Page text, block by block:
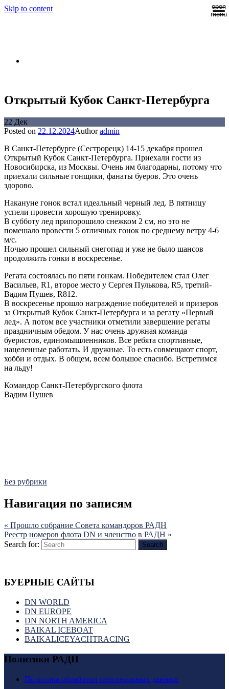
Skip to content
open
menu
Открытый Кубок Санкт-Петербурга
22 Дек
Posted on 22.12.2024Authoradmin
В Санкт-Петербурге (Сестрорецк) 14-15 декабря прошел
Открытый Кубок Санкт-Петербурга. Приехали гости из
Новосибирска, из Москвы. Очень им благодарны, потому что
приехали сильные гонщики, фанаты буеров. Это очень
здорово.
Накануне гонок встал идеальный черный лед. В пятницу
успели провести хорошую тренировку.
В субботу лед припорошило снежком 2 см, но это не
помешало провести 5 отличных гонок по среднему ветру 4-6
м/с.
Ночью прошел сильный снегопад и уже не было шансов
продолжить гонки в воскресенье.
Регата состоялась по пяти гонкам. Победителем стал Олег
Васильев, R1, второе место у Сергея Пулькова, R5, третий-
Вадим Пушев, R812.
В воскресенье прошло награждение победителей и призеров
за Открытый Кубок Санкт-Петербурга и за регату «Первый
лед». А потом все участники отметили завершение регаты
праздничным обедом. У нас очень дружная команда
буеристов, единомышленников. Все ребята спортивные,
нацеленные работать. И дружные. То есть совмещают спорт,
хобби и отдых. В общем, всем большое спасибо. Встретимся
на льду!
Командор Санкт-Петербургского флота
Вадим Пушев
Без рубрики
Навигация по записям
« Прошло собрание Совета командоров РАДН
Реестр номеров флота DN и членство в РАДН »
Search for:
Search
БУЕРНЫЕ САЙТЫ
DN WORLD
DN EUROPE
DN NORTH AMERICA
BAIKAL ICEBOAT
BAIKALICEYACHTRACING
Политики РАДН
Политика обработки персональных данных